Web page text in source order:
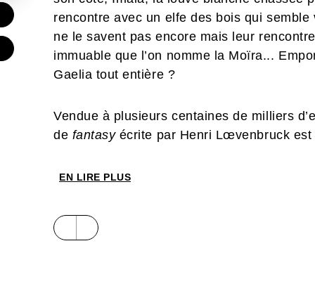
rencontre avec un elfe des bois qui
ne le savent pas encore mais leur
immuable que l’on nomme la Moïra...
Gaelia tout entière ?
Vendue à plusieurs centaines de milliers
de fantasyécrite par Henri Lœvenbruck est
merveilleux et de légendes celtiques
EN LIRE PLUS